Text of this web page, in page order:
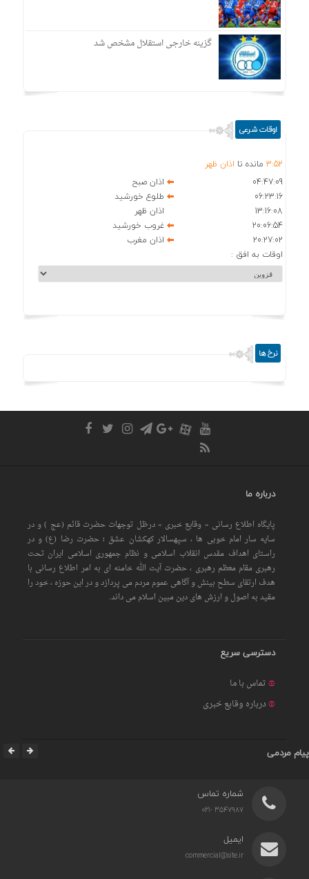
گزینه خارجی استقلال مشخص شد
اوقات شرعی
3:52 مانده تا اذان ظهر
04:47:09
اذان صبح
06:23:16
طلوع خورشید
13:16:08
اذان ظهر
20:06:54
غروب خورشید
20:27:02
اذان مغرب
اوقات به افق :
نرخ ها
درباره ما
پایگاه اطلاع رسانی « وقایع خبری » درظل توجهات حضرت قائم (عج ) و در
سایه سار امام خوبی ها ، سپهسالار کهکشان عشق ؛ حضرت رضا (ع) و در
راستای اهداف مقدس انقلاب اسلامی و نظام جمهوری اسلامی ایران تحت
رهبری مقام معظم رهبری ، حضرت آیت الله خامنه ای به امر اطلاع رسانی با
هدف ارتقای سطح بینش و آگاهی عموم مردم می پردازد و در این حوزه ، خود را
مقید به اصول و ارزش های دین مبین اسلام می داند.
دسترسی سریع
تماس با ما
درباره وقایع خبری
پیام مردمی
شماره تماس
3547987 -021
ایمیل
commercial@site.ir